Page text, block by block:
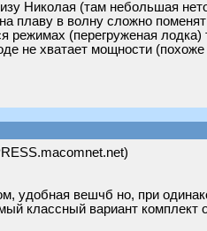
Николая (там небольшая
плаву в волну сложно
режимах (перегруженая
не хватает мощности
удобная вешчб но, при
классный вариант комплект